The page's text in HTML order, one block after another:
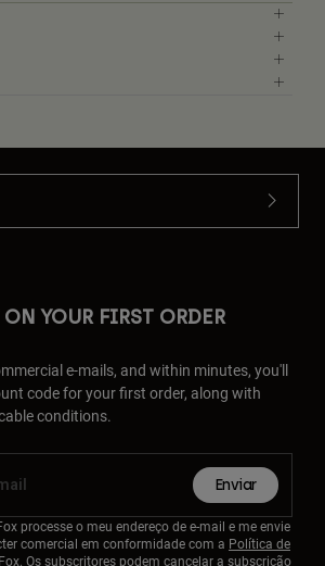
YOUR FIRST ORDER
e-mails, and within minutes, you'll
code for your first order, along with
conditions.
Enviar
processe o meu endereço de e-mail e me envie
comercial em conformidade com a Política de
Os subscritores podem cancelar a subscrição